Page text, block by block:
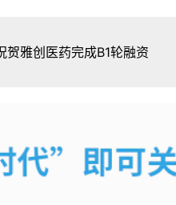
贺雅创医药完成B1轮融资